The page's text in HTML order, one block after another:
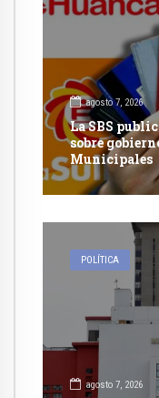
agosto 7, 2026
La SBS
sobre
Municipales
POLÍTICA
agosto 7, 2026